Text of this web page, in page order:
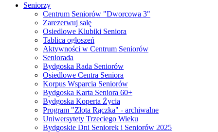
Seniorzy
Centrum Seniorów "Dworcowa 3"
Zarezerwuj salę
Osiedlowe Klubiki Seniora
Tablica ogłoszeń
Aktywności w Centrum Seniorów
Seniorada
Bydgoska Rada Seniorów
Osiedlowe Centra Seniora
Korpus Wsparcia Seniorów
Bydgoska Karta Seniora 60+
Bydgoska Koperta Życia
Program "Złota Rączka" - archiwalne
Uniwersytety Trzeciego Wieku
Bydgoskie Dni Seniorek i Seniorów 2025